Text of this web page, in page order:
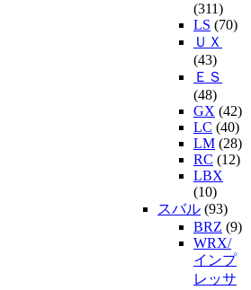
(311)
LS (70)
ＵＸ
(43)
ＥＳ
(48)
GX (42)
LC (40)
LM (28)
RC (12)
LBX
(10)
スバル (93)
BRZ (9)
WRX/
インプ
レッサ